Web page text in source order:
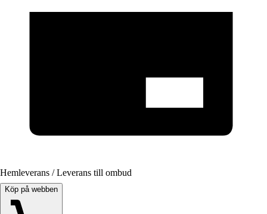
Hemleverans / Leverans till ombud
Köp på webben